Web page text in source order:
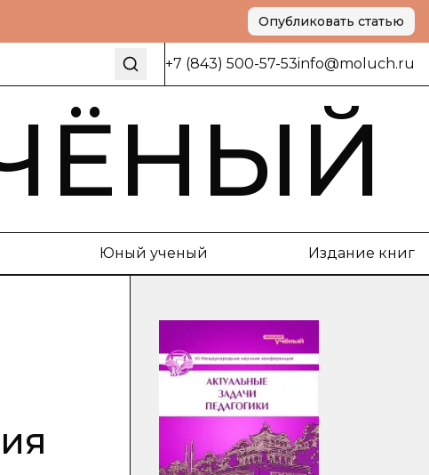
Опубликовать статью
+7 (843) 500-57-53info@moluch.ru
Юный ученый Издание книг